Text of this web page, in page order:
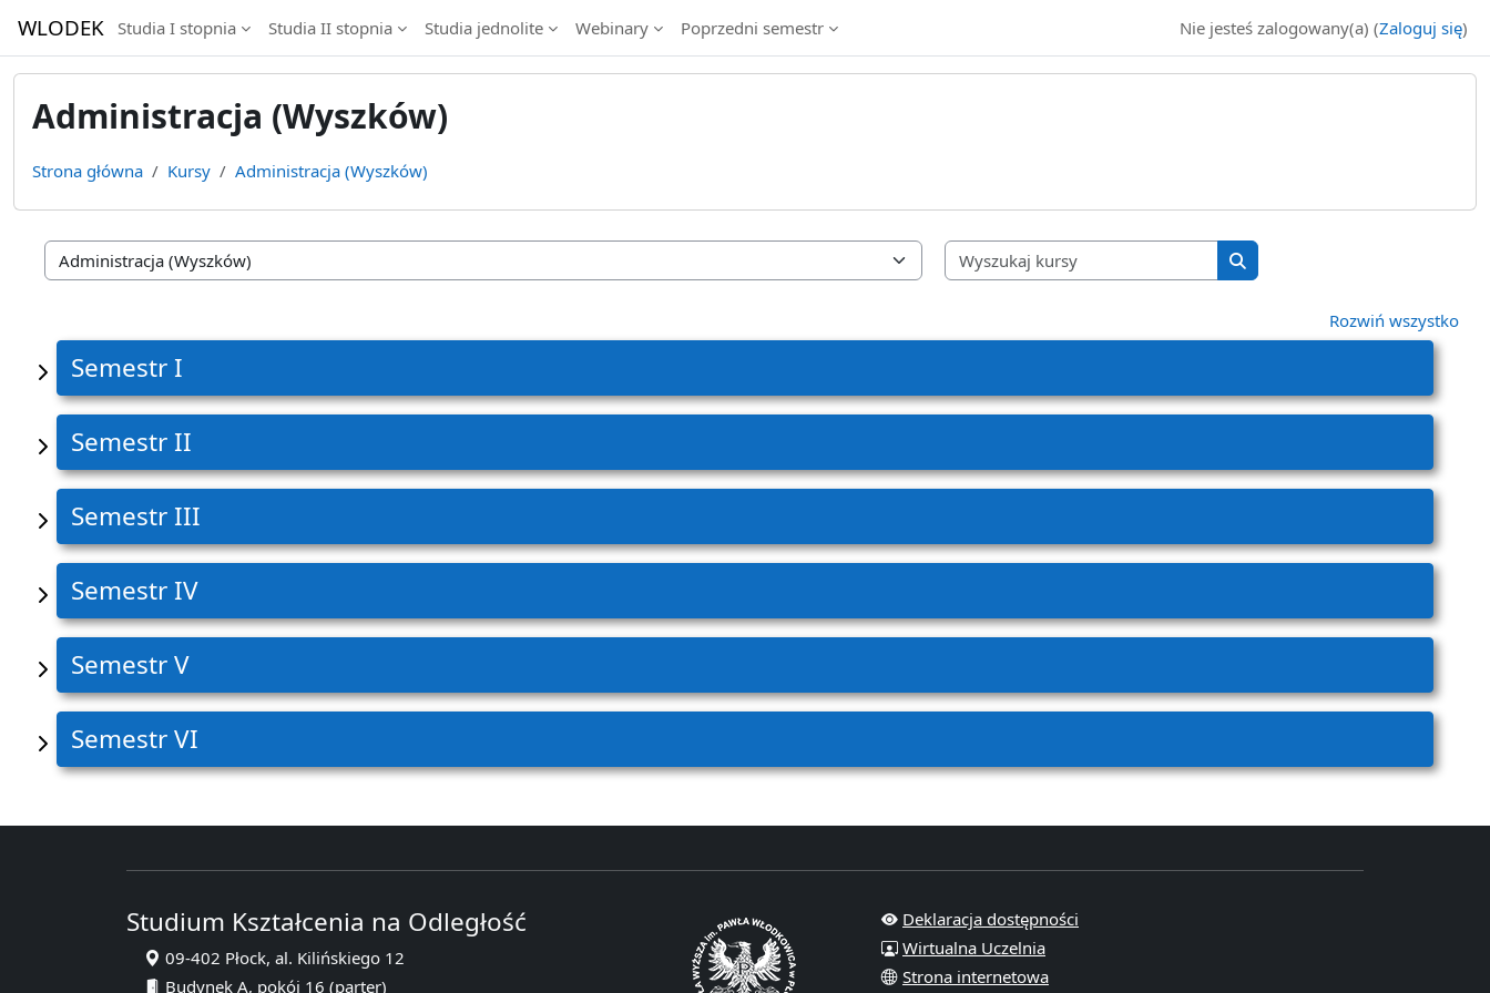
WLODEK Studia I stopnia Studia II stopnia Studia jednolite Webinary Poprzedni semestr Nie jesteś zalogowany(a) (Zaloguj się)
Administracja (Wyszków)
Strona główna Kursy Administracja (Wyszków)
Kategorie kursów
Wyszukaj kursy
Wyszukaj kursy
Rozwiń wszystko
Semestr I
Semestr II
Semestr III
Semestr IV
Semestr V
Semestr VI
Studium Kształcenia na Odległość
09-402 Płock, al. Kilińskiego 12
Budynek A, pokój 16 (parter)
Deklaracja dostępności
Wirtualna Uczelnia
Strona internetowa